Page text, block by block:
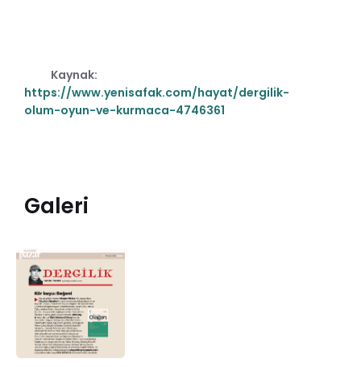
Kaynak:
https://www.yenisafak.com/hayat/dergilik-
olum-oyun-ve-kurmaca-4746361
Galeri